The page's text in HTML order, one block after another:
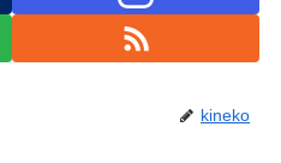
kineko